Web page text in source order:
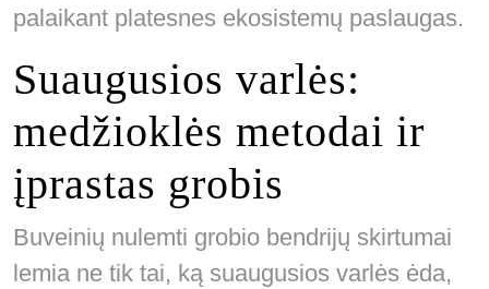
palaikant platesnes ekosistemų paslaugas.
Suaugusios varlės:
medžioklės metodai ir
įprastas grobis
Buveinių nulemti grobio bendrijų skirtumai
lemia ne tik tai, ką suaugusios varlės ėda,